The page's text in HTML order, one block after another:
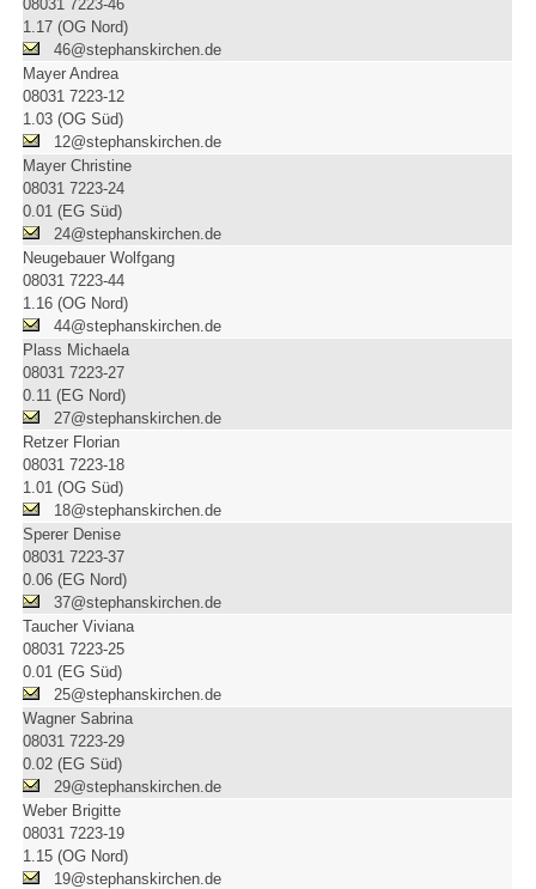
08031 7223-46
1.17 (OG Nord)
46@stephanskirchen.de
Mayer Andrea
08031 7223-12
1.03 (OG Süd)
12@stephanskirchen.de
Mayer Christine
08031 7223-24
0.01 (EG Süd)
24@stephanskirchen.de
Neugebauer Wolfgang
08031 7223-44
1.16 (OG Nord)
44@stephanskirchen.de
Plass Michaela
08031 7223-27
0.11 (EG Nord)
27@stephanskirchen.de
Retzer Florian
08031 7223-18
1.01 (OG Süd)
18@stephanskirchen.de
Sperer Denise
08031 7223-37
0.06 (EG Nord)
37@stephanskirchen.de
Taucher Viviana
08031 7223-25
0.01 (EG Süd)
25@stephanskirchen.de
Wagner Sabrina
08031 7223-29
0.02 (EG Süd)
29@stephanskirchen.de
Weber Brigitte
08031 7223-19
1.15 (OG Nord)
19@stephanskirchen.de